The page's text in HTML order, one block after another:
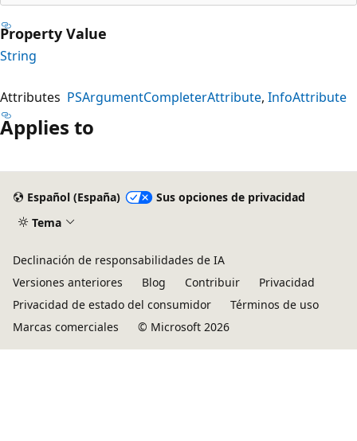
Property Value
String
Attributes PSArgumentCompleterAttribute InfoAttribute
Applies to
Español (España)
Sus opciones de privacidad
Tema
Declinación de responsabilidades de IA
Versiones anteriores
Blog Contribuir
Privacidad
Privacidad de estado del consumidor
Términos de uso
Marcas comerciales
© Microsoft 2026